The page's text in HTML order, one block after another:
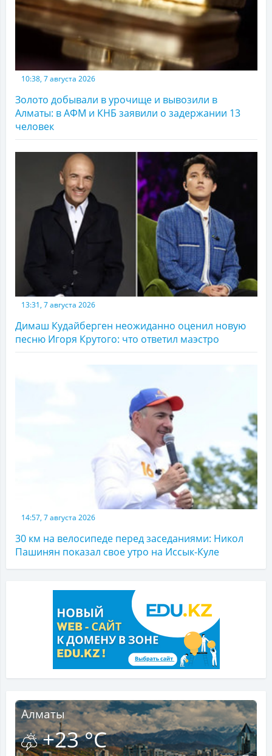
10:38, 7 августа 2026
Золото добывали в урочище и вывозили в
Алматы: в АФМ и КНБ заявили о задержании 13
человек
13:31, 7 августа 2026
Димаш Кудайберген неожиданно оценил новую
песню Игоря Крутого: что ответил маэстро
14:57, 7 августа 2026
30 км на велосипеде перед заседаниями: Никол
Пашинян показал свое утро на Иссык-Куле
Алматы
+23 °C